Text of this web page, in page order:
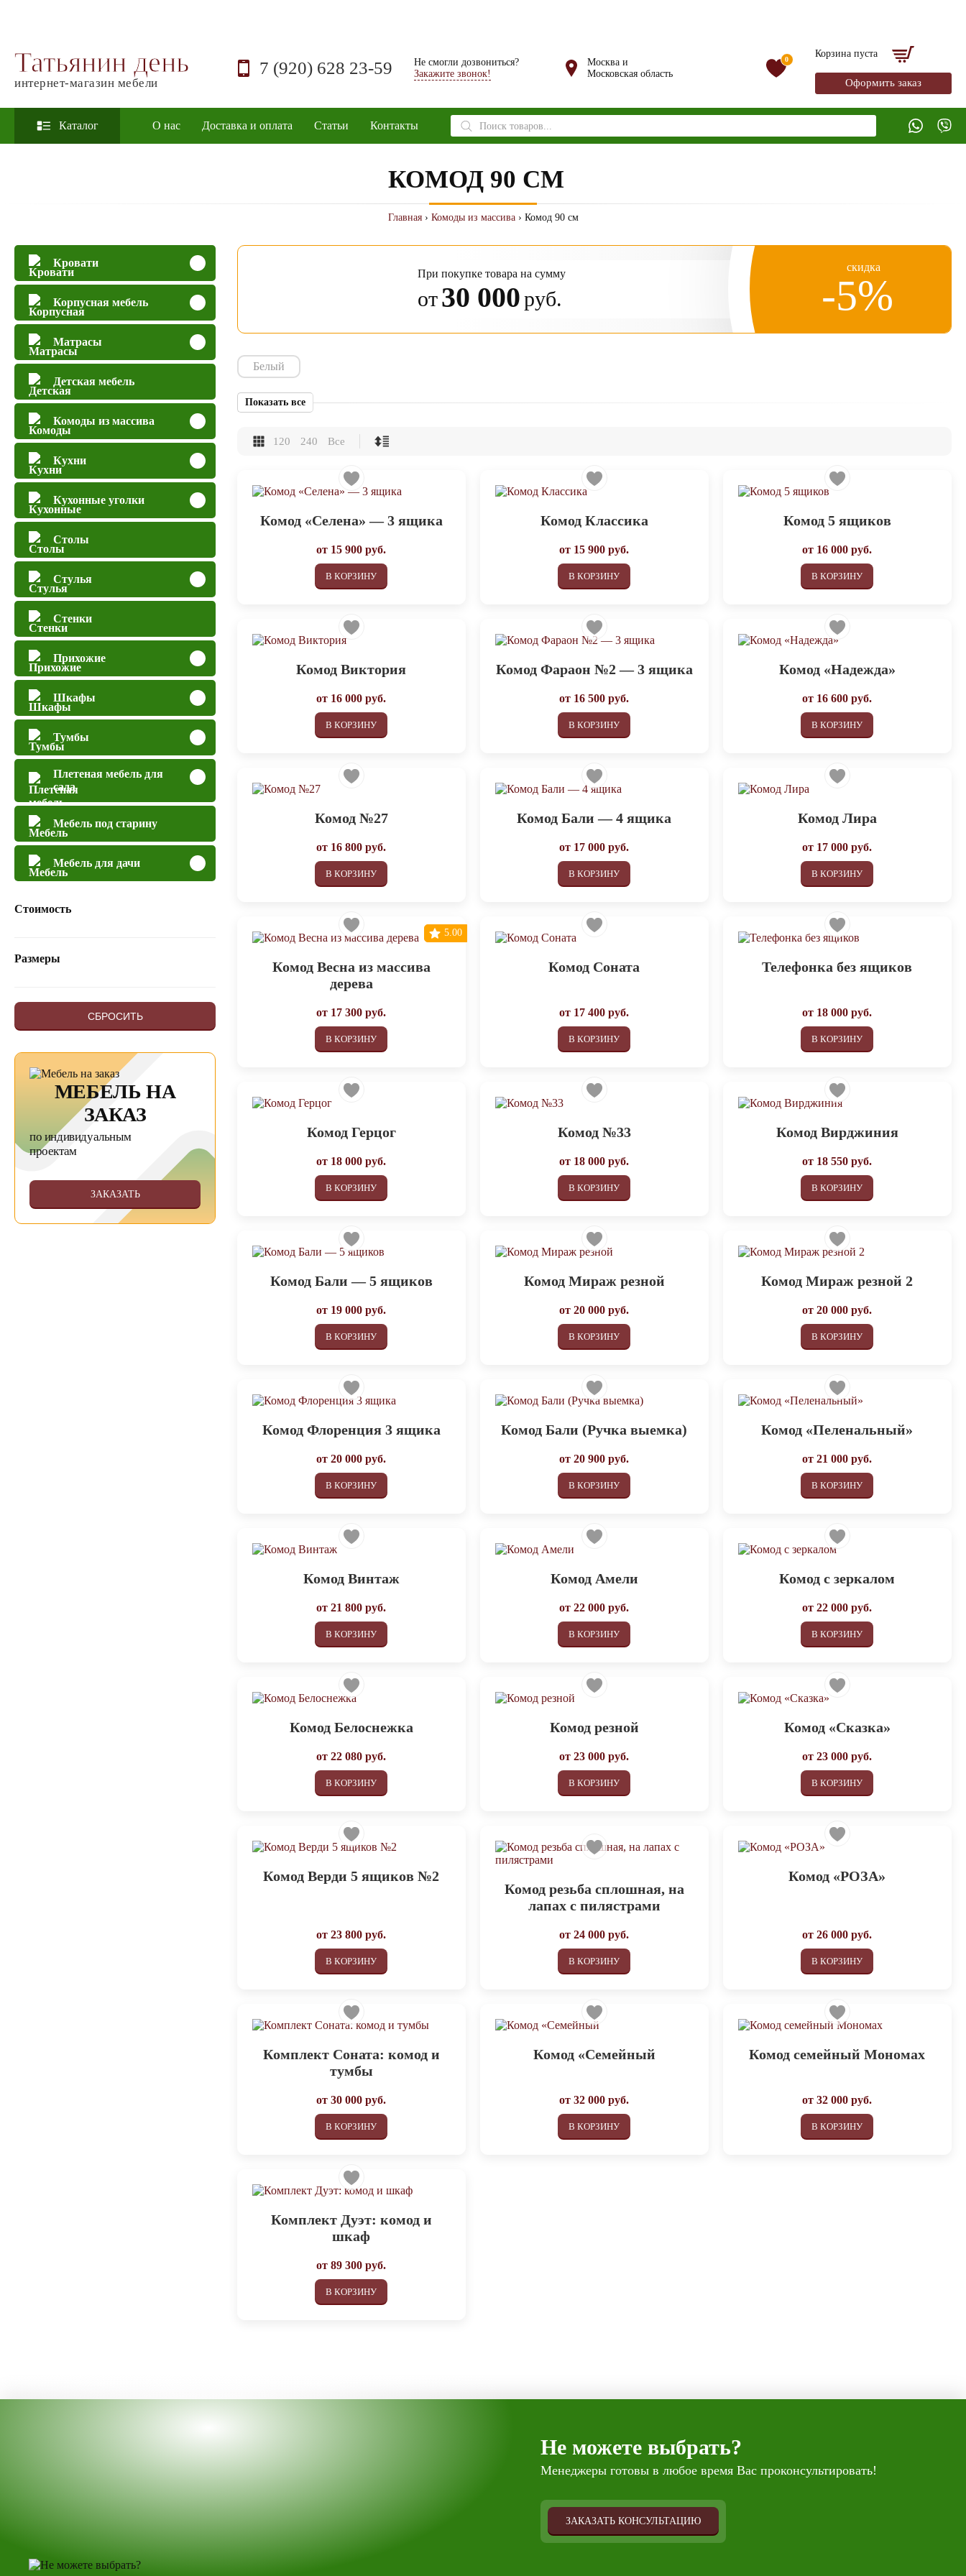
Татьянин день
интернет-магазин мебели
7 (920) 628 23-59
Не смогли дозвониться?
Закажите звонок!
Москва и
Московская область
0
Корзина пуста
Оформить заказ
Каталог О нас Доставка и оплата Статьи Контакты
Поиск
товаров
КОМОД 90 СМ
Главная› Комоды из массива› Комод 90 см
Кровати
Корпусная мебель
Матрасы
Детская мебель
Комоды из массива
Кухни
Кухонные уголки
Столы
Стулья
Стенки
Прихожие
Шкафы
Тумбы
Плетеная мебель для
сада
Мебель под старину
Мебель для дачи
Стоимость
Размеры
СБРОСИТЬ
МЕБЕЛЬ НА
ЗАКАЗ
по индивидуальным
проектам
ЗАКАЗАТЬ
При покупке товара на сумму
от30 000руб.
скидка
-5%
Белый
Показать все
120 240 Все
Комод «Селена» — 3 ящика
от 15 900 руб.
В КОРЗИНУ
Комод Классика
от 15 900 руб.
В КОРЗИНУ
Комод 5 ящиков
от 16 000 руб.
В КОРЗИНУ
Комод Виктория
от 16 000 руб.
В КОРЗИНУ
Комод Фараон №2 — 3 ящика
от 16 500 руб.
В КОРЗИНУ
Комод «Надежда»
от 16 600 руб.
В КОРЗИНУ
Комод №27
от 16 800 руб.
В КОРЗИНУ
Комод Бали — 4 ящика
от 17 000 руб.
В КОРЗИНУ
Комод Лира
от 17 000 руб.
В КОРЗИНУ
Комод Весна из массива
дерева
от 17 300 руб.
В КОРЗИНУ
5.00
Комод Соната
от 17 400 руб.
В КОРЗИНУ
Телефонка без ящиков
от 18 000 руб.
В КОРЗИНУ
Комод Герцог
от 18 000 руб.
В КОРЗИНУ
Комод №33
от 18 000 руб.
В КОРЗИНУ
Комод Вирджиния
от 18 550 руб.
В КОРЗИНУ
Комод Бали — 5 ящиков
от 19 000 руб.
В КОРЗИНУ
Комод Мираж резной
от20 000 руб.
В КОРЗИНУ
Комод Мираж резной 2
от20 000 руб.
В КОРЗИНУ
Комод Флоренция 3 ящика
от20 000 руб.
В КОРЗИНУ
Комод Бали (Ручка выемка)
от20 900 руб.
В КОРЗИНУ
Комод «Пеленальный»
от21 000 руб.
В КОРЗИНУ
Комод Винтаж
от21 800 руб.
В КОРЗИНУ
Комод Амели
от22 000 руб.
В КОРЗИНУ
Комод с зеркалом
от22 000 руб.
В КОРЗИНУ
Комод Белоснежка
от22 080 руб.
В КОРЗИНУ
Комод резной
от23 000 руб.
В КОРЗИНУ
Комод «Сказка»
от23 000 руб.
В КОРЗИНУ
Комод Верди 5 ящиков №2
от23 800 руб.
В КОРЗИНУ
Комод резьба сплошная, на
лапах с пилястрами
от24 000 руб.
В КОРЗИНУ
Комод «РОЗА»
от26 000 руб.
В КОРЗИНУ
Комплект Соната: комод и
тумбы
от30 000 руб.
В КОРЗИНУ
Комод «Семейный
от32 000 руб.
В КОРЗИНУ
Комод семейный Мономах
от32 000 руб.
В КОРЗИНУ
Комплект Дуэт: комод и
шкаф
от89 300 руб.
В КОРЗИНУ
Не можете выбрать?
Менеджеры готовы в любое время Вас проконсультировать!
ЗАКАЗАТЬ КОНСУЛЬТАЦИЮ